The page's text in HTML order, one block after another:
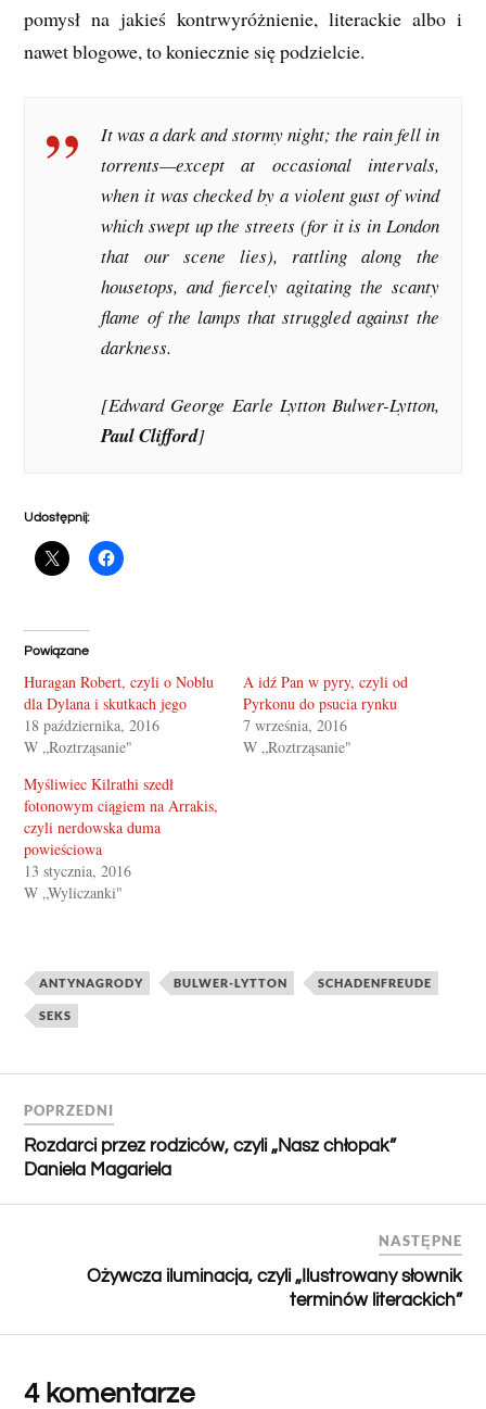
pomysł na jakieś kontrwyróżnienie, literackie albo i
nawet blogowe, to koniecznie się podzielcie.
It was a dark and stormy night; the rain fell in
torrents—except at occasional intervals,
when it was checked by a violent gust of wind
which swept up the streets (for it is in London
that our scene lies), rattling along the
housetops, and fiercely agitating the scanty
flame of the lamps that struggled against the
darkness.
[Edward George Earle Lytton Bulwer-Lytton,
Paul Clifford]
Udostępnij:
Powiązane
Huragan Robert, czyli o Noblu
dla Dylana i skutkach jego
18 października, 2016
W „Roztrząsanie"
A idź Pan w pyry, czyli od
Pyrkonu do psucia rynku
7 września, 2016
W „Roztrząsanie"
Myśliwiec Kilrathi szedł
fotonowym ciągiem na Arrakis,
czyli nerdowska duma
powieściowa
13 stycznia, 2016
W „Wyliczanki"
ANTYNAGRODY BULWER-LYTTON SCHADENFREUDE
SEKS
POPRZEDNI
Rozdarci przez rodziców, czyli „Nasz chłopak”
Daniela Magariela
NASTĘPNE
Ożywcza iluminacja, czyli „Ilustrowany słownik
terminów literackich”
4 komentarze